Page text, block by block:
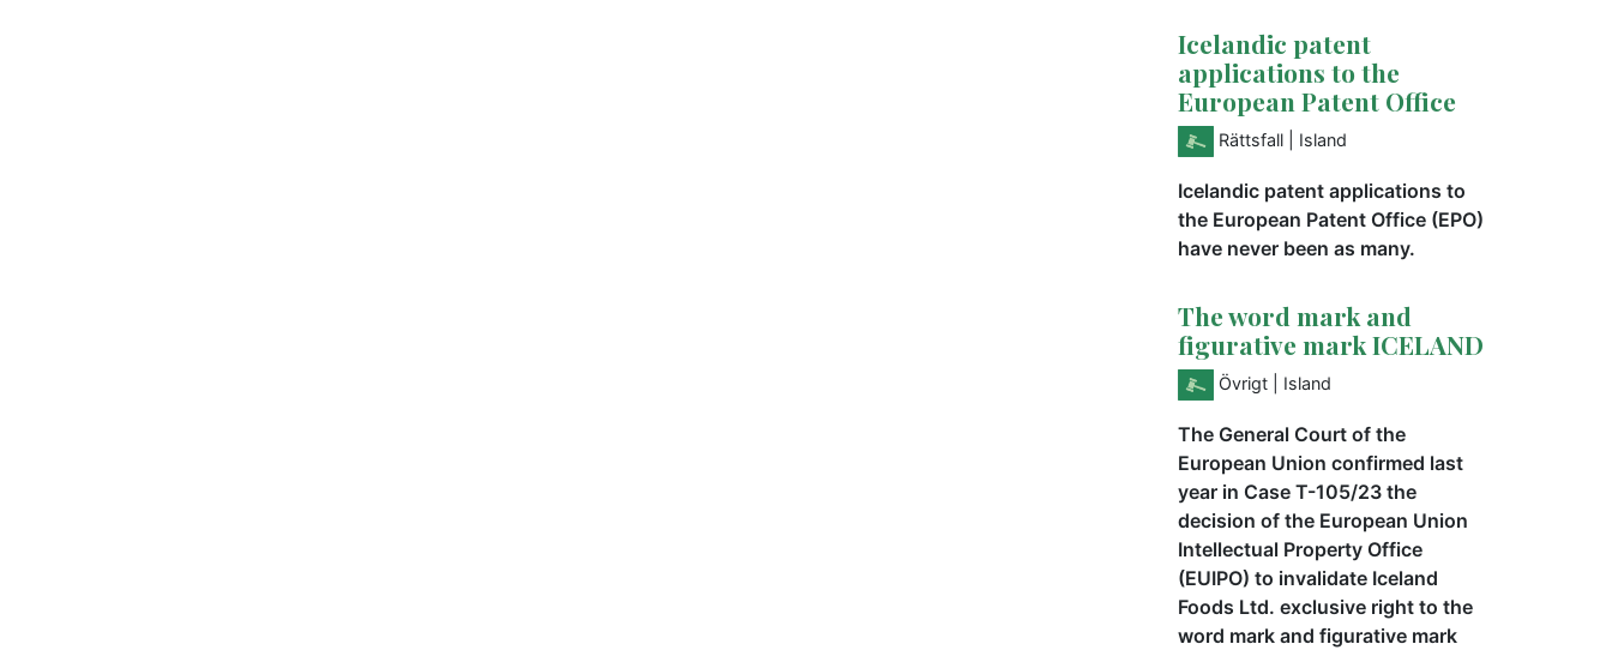
Icelandic patent
applications to the
European Patent Office
Rättsfall | Island
Icelandic patent applications to
the European Patent Office (EPO)
have never been as many.
The word mark and
figurative mark ICELAND
Övrigt | Island
The General Court of the
European Union confirmed last
year in Case T-105/23 the
decision of the European Union
Intellectual Property Office
(EUIPO) to invalidate Iceland
Foods Ltd. exclusive right to the
word mark and figurative mark